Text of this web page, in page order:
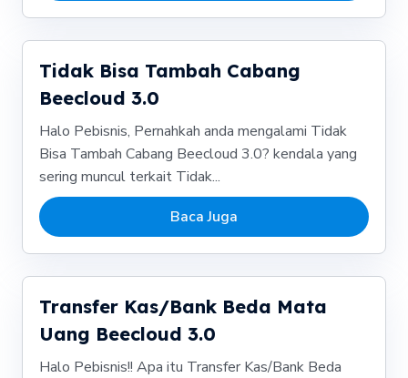
Tidak Bisa Tambah Cabang
Beecloud 3.0
Halo Pebisnis, Pernahkah anda mengalami Tidak
Bisa Tambah Cabang Beecloud 3.0? kendala yang
sering muncul terkait Tidak...
Baca Juga
Transfer Kas/Bank Beda Mata
Uang Beecloud 3.0
Halo Pebisnis!! Apa itu Transfer Kas/Bank Beda